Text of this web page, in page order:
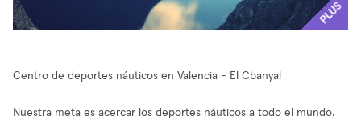
PLUS
Centro de deportes náuticos en Valencia - El Cbanyal
Nuestra meta es acercar los deportes náuticos a todo el mundo.